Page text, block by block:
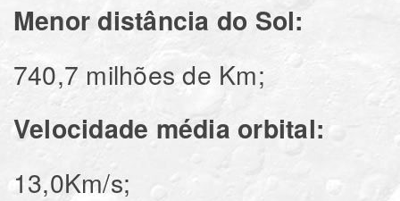
Menor distância do Sol:
740,7 milhões de Km;
Velocidade média orbital:
13,0Km/s;